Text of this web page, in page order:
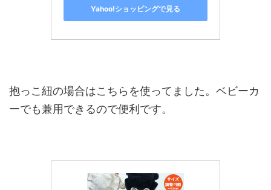
Yahoo!ショッピングで見る
抱っこ紐の場合はこちらを使ってました。ベビーカ
ーでも兼用できるので便利です。